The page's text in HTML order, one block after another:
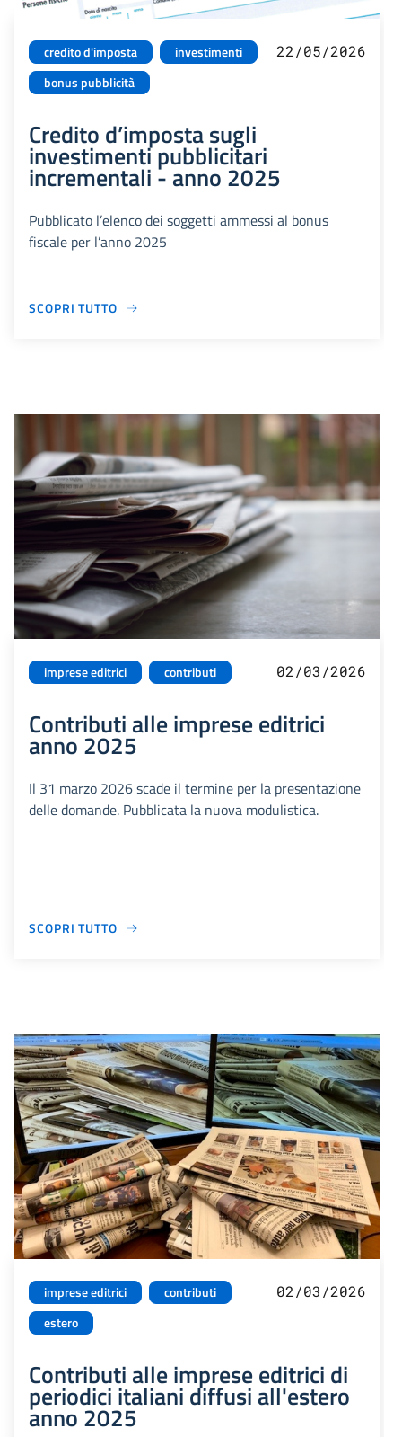
credito d'imposta
investimenti
bonus pubblicità
22/05/2026
Credito d’imposta sugli
investimenti pubblicitari
incrementali - anno 2025
Pubblicato l’elenco dei soggetti ammessi al bonus
fiscale per l’anno 2025
SCOPRI TUTTO
imprese editrici contributi 02/03/2026
Contributi alle imprese editrici
anno 2025
Il 31 marzo 2026 scade il termine per la presentazione
delle domande. Pubblicata la nuova modulistica.
SCOPRI TUTTO
imprese editrici
contributi
estero
02/03/2026
Contributi alle imprese editrici di
periodici italiani diffusi all'estero
anno 2025